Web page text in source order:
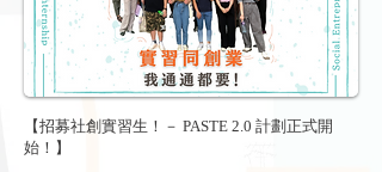
【招募社創實習生！－ PASTE 2.0 計劃正式開
始！】